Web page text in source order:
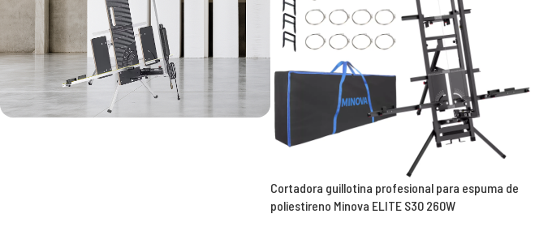
Cortadora guillotina profesional para espuma de
poliestireno Minova ELITE S30 260W